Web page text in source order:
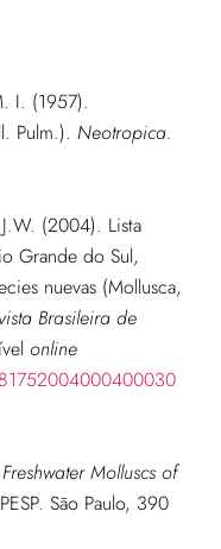
I. (1957).
Pulm.). Neotropica.
(2004). Lista
Grande do Sul,
nuevas (Mollusca,
Brasileira de
online
Molluscs of
São Paulo, 390